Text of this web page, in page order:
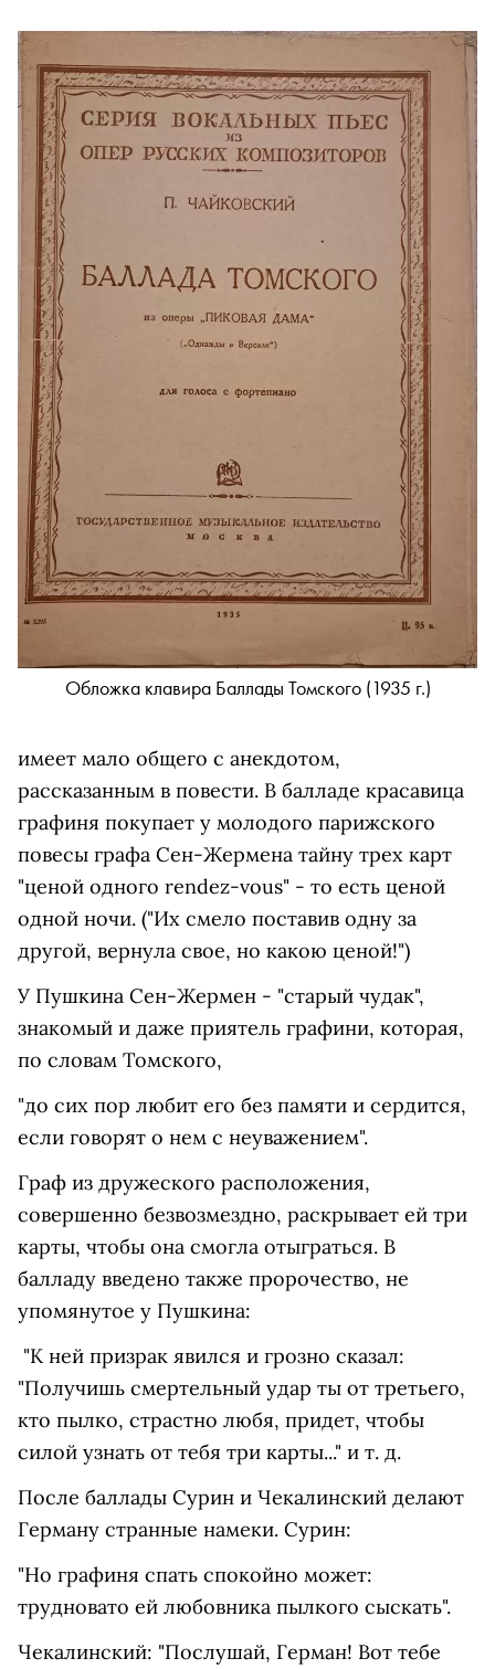
Обложка клавира Баллады Томского (1935 г.)
имеет мало общего с анекдотом,
рассказанным в повести. В балладе красавица
графиня покупает у молодого парижского
повесы графа Сен-Жермена тайну трех карт
"ценой одного rendez-vous" - то есть ценой
одной ночи. ("Их смело поставив одну за
другой, вернула свое, но какою ценой!")
У Пушкина Сен-Жермен - "старый чудак",
знакомый и даже приятель графини, которая,
по словам Томского,
"до сих пор любит его без памяти и сердится,
если говорят о нем с неуважением".
Граф из дружеского расположения,
совершенно безвозмездно, раскрывает ей три
карты, чтобы она смогла отыграться. В
балладу введено также пророчество, не
упомянутое у Пушкина:
"К ней призрак явился и грозно сказал:
"Получишь смертельный удар ты от третьего,
кто пылко, страстно любя, придет, чтобы
силой узнать от тебя три карты..." и т. д.
После баллады Сурин и Чекалинский делают
Герману странные намеки. Сурин:
"Но графиня спать спокойно может:
трудновато ей любовника пылкого сыскать".
Чекалинский: "Послушай, Герман! Вот тебе